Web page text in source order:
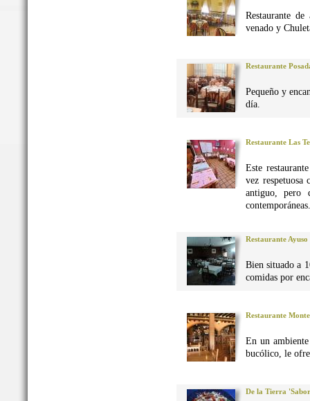
Restaurante
venado y
Restaurante
Pequeño y
día.
Restaurante Las
Este
vez
antiguo, pero
contemporáneas.
Restaurante Ayuso
Bien situado a
comidas por
Restaurante
En un
bucólico, le
De la Tierra